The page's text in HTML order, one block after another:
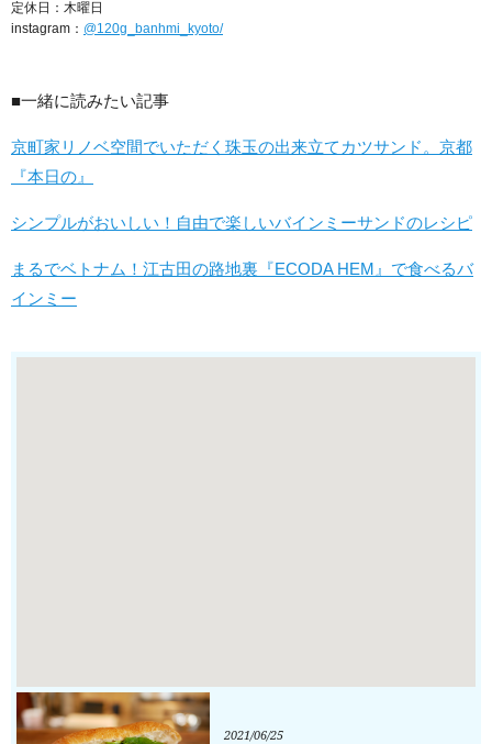
定休日：木曜日
instagram： @120g_banhmi_kyoto/
■一緒に読みたい記事
京町家リノベ空間でいただく珠玉の出来立てカツサンド。京都
『本日の』
シンプルがおいしい！自由で楽しいバインミーサンドのレシピ
まるでベトナム！江古田の路地裏『ECODA HEM』で食べるバ
インミー
2021/06/25